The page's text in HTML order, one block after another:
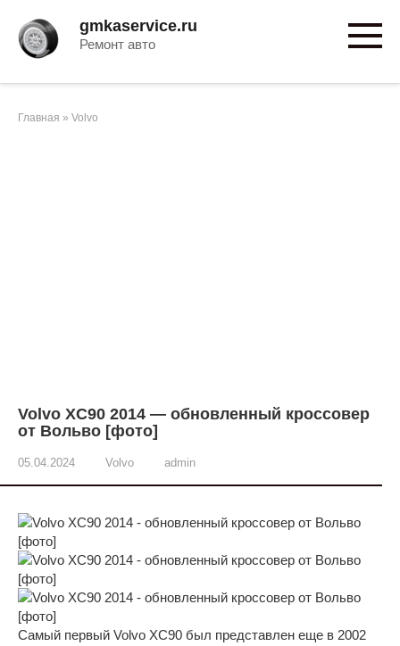
контенту
gmkaservice.ru
Ремонт авто
Главная » Volvo
Volvo XC90 2014 — обновленный кроссовер
от Вольво [фото]
05.04.2024 Volvo admin
Самый первый Volvo XC90 был представлен еще в 2002